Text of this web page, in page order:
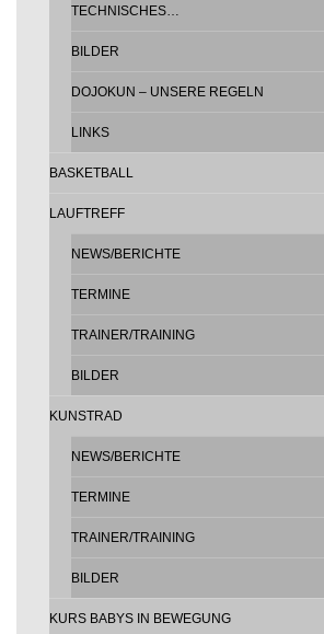
TECHNISCHES…
BILDER
DOJOKUN – UNSERE REGELN
LINKS
BASKETBALL
LAUFTREFF
NEWS/BERICHTE
TERMINE
TRAINER/TRAINING
BILDER
KUNSTRAD
NEWS/BERICHTE
TERMINE
TRAINER/TRAINING
BILDER
KURS BABYS IN BEWEGUNG